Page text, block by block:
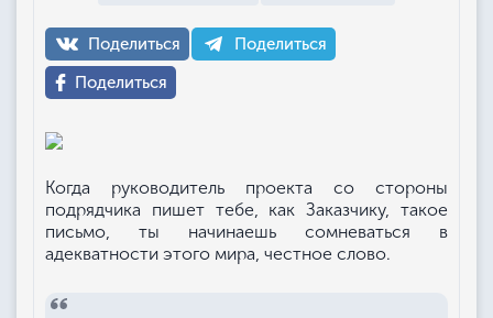
Поделиться
Поделиться
Поделиться
Когда руководитель проекта со стороны
подрядчика пишет тебе, как Заказчику, такое
письмо, ты начинаешь сомневаться в
адекватности этого мира, честное слово.